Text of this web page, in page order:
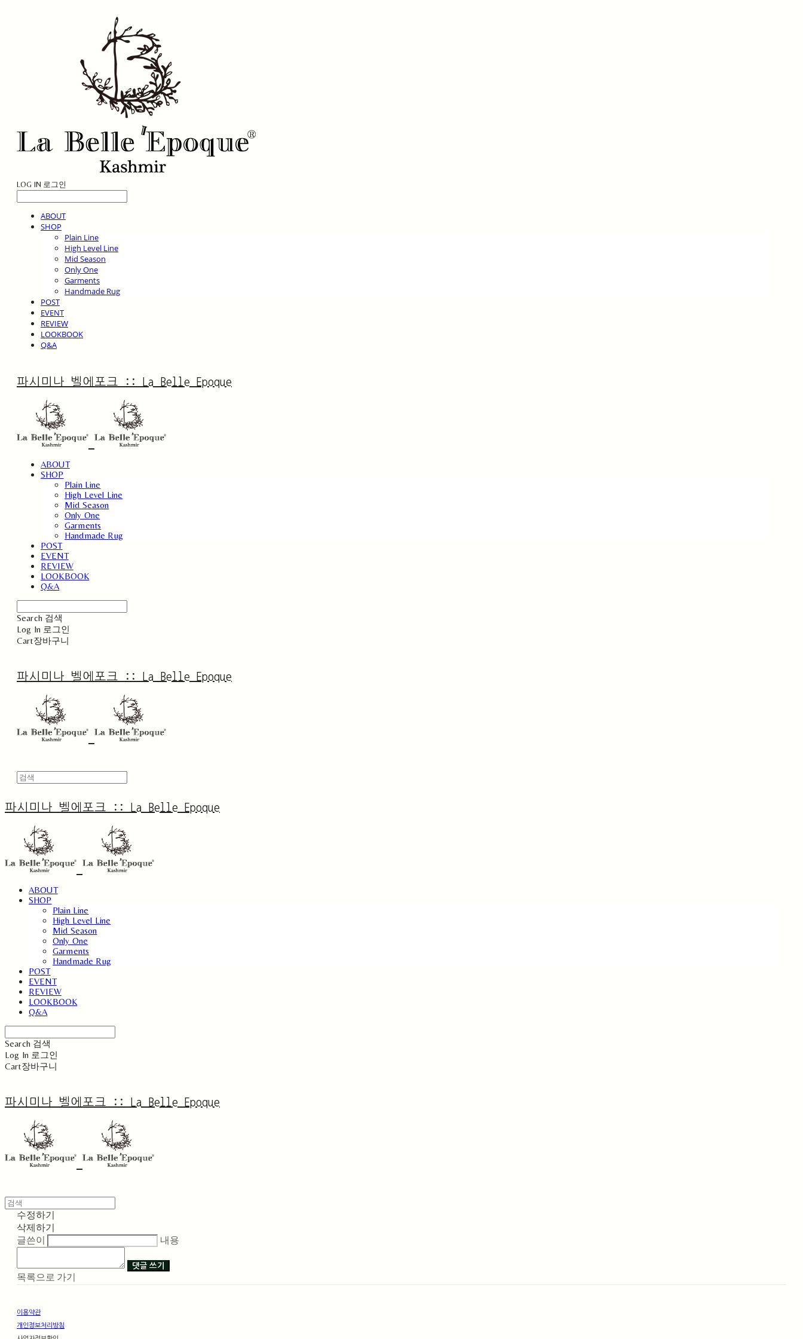
LOG IN 로그인
ABOUT
SHOP
Plain Line
High Level Line
Mid Season
Only One
Garments
Handmade Rug
POST
EVENT
REVIEW
LOOKBOOK
Q&A
파시미나 벨에포크 :: La Belle Epoque
ABOUT
SHOP
Plain Line
High Level Line
Mid Season
Only One
Garments
Handmade Rug
POST
EVENT
REVIEW
LOOKBOOK
Q&A
Search 검색
Log In 로그인
Cart장바구니
파시미나 벨에포크 :: La Belle Epoque
파시미나 벨에포크 :: La Belle Epoque
ABOUT
SHOP
Plain Line
High Level Line
Mid Season
Only One
Garments
Handmade Rug
POST
EVENT
REVIEW
LOOKBOOK
Q&A
Search 검색
Log In 로그인
Cart장바구니
파시미나 벨에포크 :: La Belle Epoque
수정하기
삭제하기
글쓴이
내용
댓글 쓰기
목록으로 가기
이용약관
개인정보처리방침